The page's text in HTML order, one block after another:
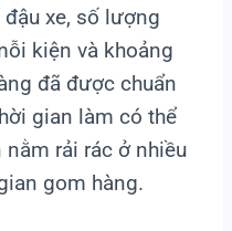
xe, số lượng
kiện và khoảng
đã được chuẩn
gian làm có thể
rải rác ở nhiều
gom hàng.